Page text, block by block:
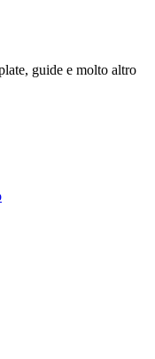
guide e molto altro